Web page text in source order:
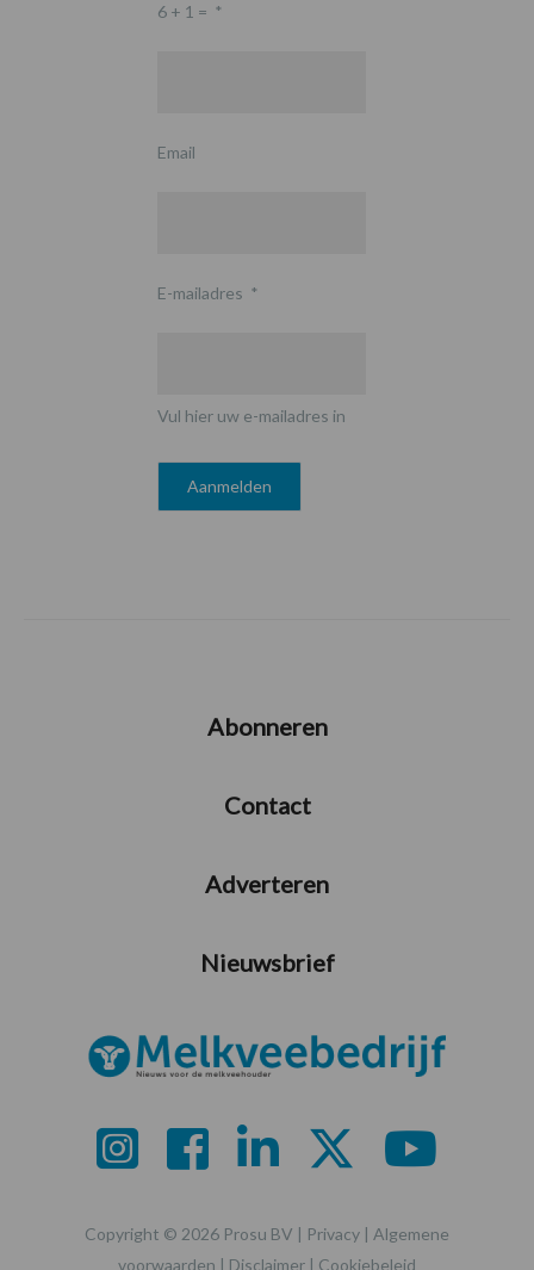
6 + 1 = *
Email
E-mailadres *
Vul hier uw e-mailadres in
Abonneren
Contact
Adverteren
Nieuwsbrief
Copyright © 2026 Prosu BV | Privacy | Algemene
voorwaarden | Disclaimer | Cookiebeleid